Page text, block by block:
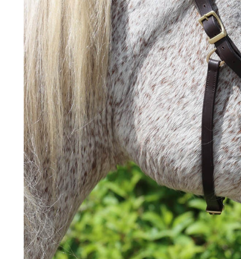
Eskadron Classic Sports Limited Edition S/S
Eskadron Héritage 2025 / 2026
Eskadron Dynamic 2025
Eskadron Platinum 2025
Eskadron Classic sports 2025
Eskadron Heritage 2024/2025
Eurostar
EW Saumur
F.R.A, Freedoom Riding Articles
Feeling
Fleck
Greenguard
Happy Crackers
HFI